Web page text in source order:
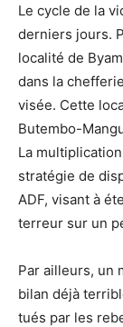
Le cycle de la
derniers jours.
localité de
dans la
visée. Cette
Butembo-
La
stratégie de
ADF, visant à
terreur sur un
Par ailleurs, un
bilan déjà
tués par les